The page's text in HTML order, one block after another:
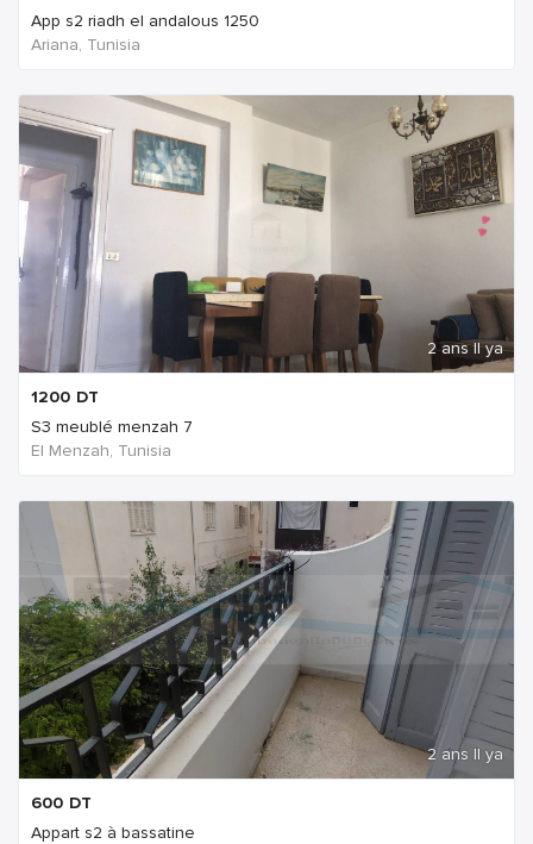
App s2 riadh el andalous 1250
Ariana, Tunisia
2 ans Il ya
1200 DT
S3 meublé menzah 7
El Menzah, Tunisia
2 ans Il ya
600 DT
Appart s2 à bassatine